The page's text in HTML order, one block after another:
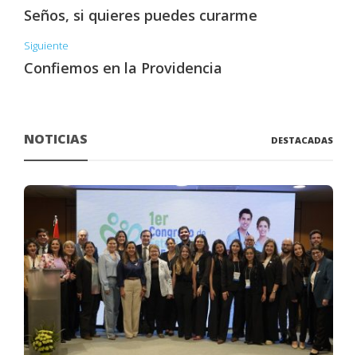
Seños, si quieres puedes curarme
Siguiente
Confiemos en la Providencia
NOTICIAS DESTACADAS